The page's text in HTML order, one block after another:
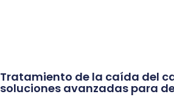
Tratamiento de la caída del
soluciones avanzadas para